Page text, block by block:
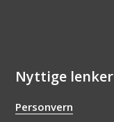
Nyttige lenker
Personvern